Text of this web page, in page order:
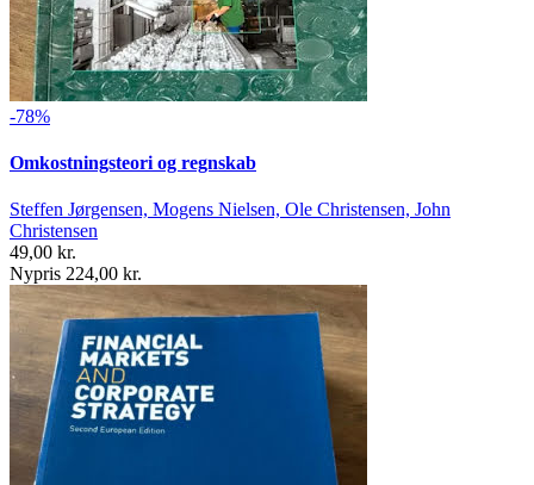
-78%
Omkostningsteori og regnskab
Steffen Jørgensen, Mogens Nielsen, Ole Christensen, John
Christensen
49,00 kr.
Nypris 224,00 kr.